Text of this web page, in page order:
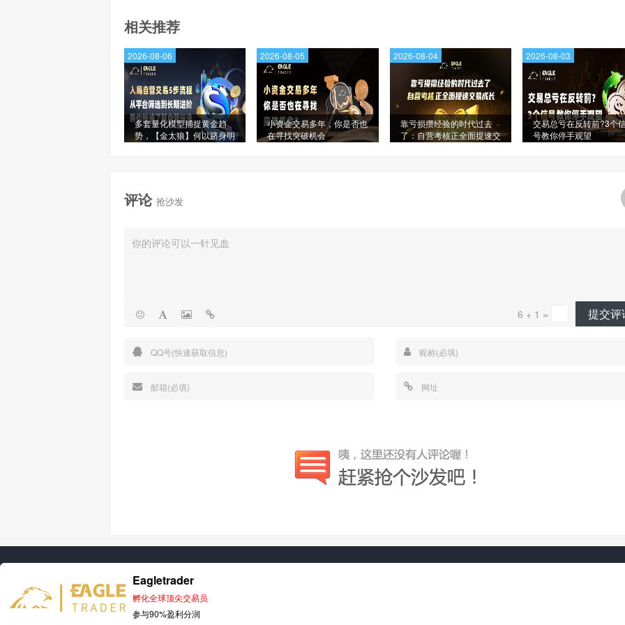
相关推荐
多套量化模型捕捉黄金趋
势，【金太狼】何以跻身明
2026-08-06
小资金交易多年，你是否也
在寻找突破机会
2026-08-05
靠亏损攒经验的时代过去
了：自营考核正全面提速交
2026-08-04
交易总亏在反转前?3个
号教你停手观望
2026-08-03
评论 抢沙发
6 + 1 = 提交评
Eagletrader
孵化全球顶尖交易员
参与90%盈利分润